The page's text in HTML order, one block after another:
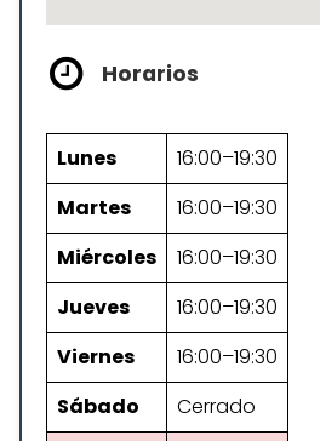
Horarios
Lunes
16:00–19:30
Martes
16:00–19:30
Miércoles
16:00–19:30
Jueves
16:00–19:30
Viernes
16:00–19:30
Sábado
Cerrado